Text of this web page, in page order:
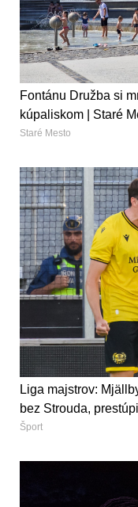
Fontánu Družba si
kúpaliskom | Staré
Staré Mesto
Liga majstrov:
bez Strouda,
Šport